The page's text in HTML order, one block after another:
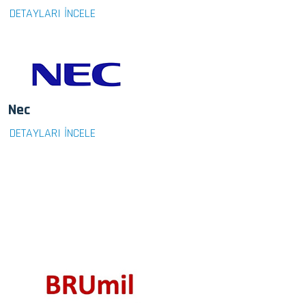
DETAYLARI İNCELE
Nec
DETAYLARI İNCELE